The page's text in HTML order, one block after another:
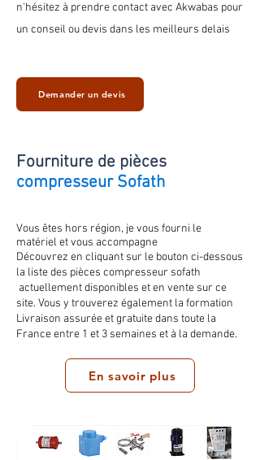
n'hésitez à prendre contact avec Akwabas pour
un conseil ou devis dans les meilleurs delais
Demander un devis
Fourniture de pièces
compresseur Sofath
Vous êtes hors région, je vous fourni le
matériel et vous accompagne
Découvrez en cliquant sur le bouton ci-dessous
la liste des pièces compresseur sofath
actuellement disponibles et en vente sur ce
site. Vous y trouverez également la formation
Livraison assurée et gratuite dans toute la
France entre 1 et 3 semaines et à la demande.
En savoir plus